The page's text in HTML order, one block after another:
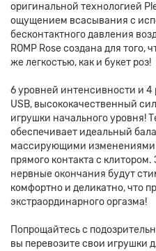
оригинальной технологией
ощущением всасывания с
бесконтактного давления
ROMP Rose создана для того,
же легкостью, как и букет роз!
6 уровней интенсивности и
USB, высококачественный
игрушки начального уровня!
обеспечивает идеальный
массирующими изменениями
прямого контакта с клитором.
нервные окончания будут
комфортно и деликатно, что
экстраординарного оргазма!
Попрощайтесь с
вы перевозите свои игрушки